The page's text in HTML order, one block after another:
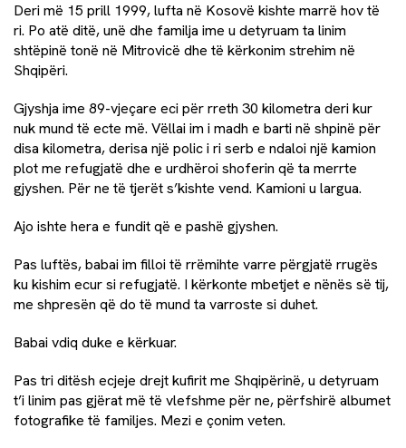
Deri më 15 prill 1999, lufta në Kosovë kishte marrë hov të
ri. Po atë ditë, unë dhe familja ime u detyruam ta linim
shtëpinë tonë në Mitrovicë dhe të kërkonim strehim në
Shqipëri.
Gjyshja ime 89-vjeçare eci për rreth 30 kilometra deri kur
nuk mund të ecte më. Vëllai im i madh e barti në shpinë për
disa kilometra, derisa një polic i ri serb e ndaloi një kamion
plot me refugjatë dhe e urdhëroi shoferin që ta merrte
gjyshen. Për ne të tjerët s’kishte vend. Kamioni u largua.
Ajo ishte hera e fundit që e pashë gjyshen.
Pas luftës, babai im filloi të rrëmihte varre përgjatë rrugës
ku kishim ecur si refugjatë. I kërkonte mbetjet e nënës së tij,
me shpresën që do të mund ta varroste si duhet.
Babai vdiq duke e kërkuar.
Pas tri ditësh ecjeje drejt kufirit me Shqipërinë, u detyruam
t’i linim pas gjërat më të vlefshme për ne, përfshirë albumet
fotografike të familjes. Mezi e çonim veten.